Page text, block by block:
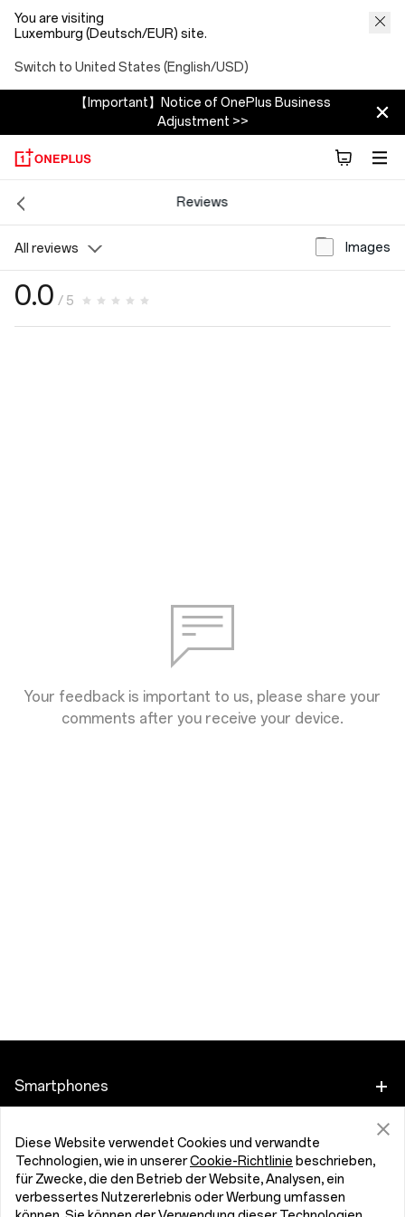
You are visiting
Luxemburg (Deutsch/EUR) site.
Switch to United States (English/USD)
【Important】Notice of OnePlus Business
Adjustment >>
All reviews Images
Reviews
0.0 / 5
Your feedback is important to us, please share your
comments after you receive your device.
Smartphones
OnePlus 15R
Zubehör
Tablet
Programme
Diese Website verwendet Cookies und verwandte
Technologien, wie in unsererCookie-Richtlinie beschrieben,
für Zwecke, die den Betrieb der Website, Analysen, ein
verbessertes Nutzererlebnis oder Werbung umfassen